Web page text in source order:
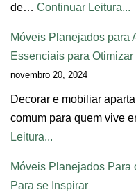
de… Continuar Leitura...
Móveis Planejados para
Essenciais para
novembro 20, 2024
Decorar e mobiliar
comum para quem vive
Leitura...
Móveis Planejados
Para se Inspirar